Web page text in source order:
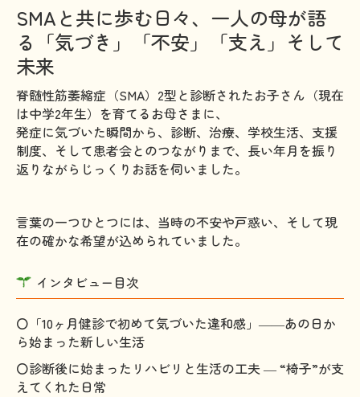
難病研究班の情報発信
HAM研究班
神経免疫班
移行期医療
当サイトについて
会員登録のメリット
難病患者さんの生活と治療に関する実態調査
SMAと共に歩む日々、一人の母が語
る「気づき」「不安」「支え」そして
未来
脊髄性筋萎縮症（SMA）2型と診断されたお子さん（現在
は中学2年生）を育てるお母さまに、
発症に気づいた瞬間から、診断、治療、学校生活、支援
制度、そして患者会とのつながりまで、長い年月を振り
返りながらじっくりお話を伺いました。
言葉の一つひとつには、当時の不安や戸惑い、そして現
在の確かな希望が込められていました。
インタビュー目次
〇「10ヶ月健診で初めて気づいた違和感」――あの日か
ら始まった新しい生活
〇診断後に始まったリハビリと生活の工夫 ― “椅子”が支
えてくれた日常